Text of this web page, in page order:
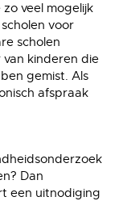
veel mogelijk
voor
scholen
van kinderen die
gemist. Als
afspraak
Dan
een uitnodiging